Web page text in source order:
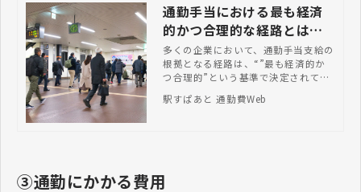
通勤手当における最も経済
的かつ合理的な経路とは？
支給時のチェックポイント
も紹介
多くの企業において、通勤手当支給の
根拠となる経路は、“”最も経済的か
つ合理的”という基準で決定されてい
「定義を知りたい」「最も経済的かつ
合理的な経路の概要を、支給する際の
チェックポイントとともに紹介しま
駅すぱあと 通勤費Web
③通勤にかかる費用